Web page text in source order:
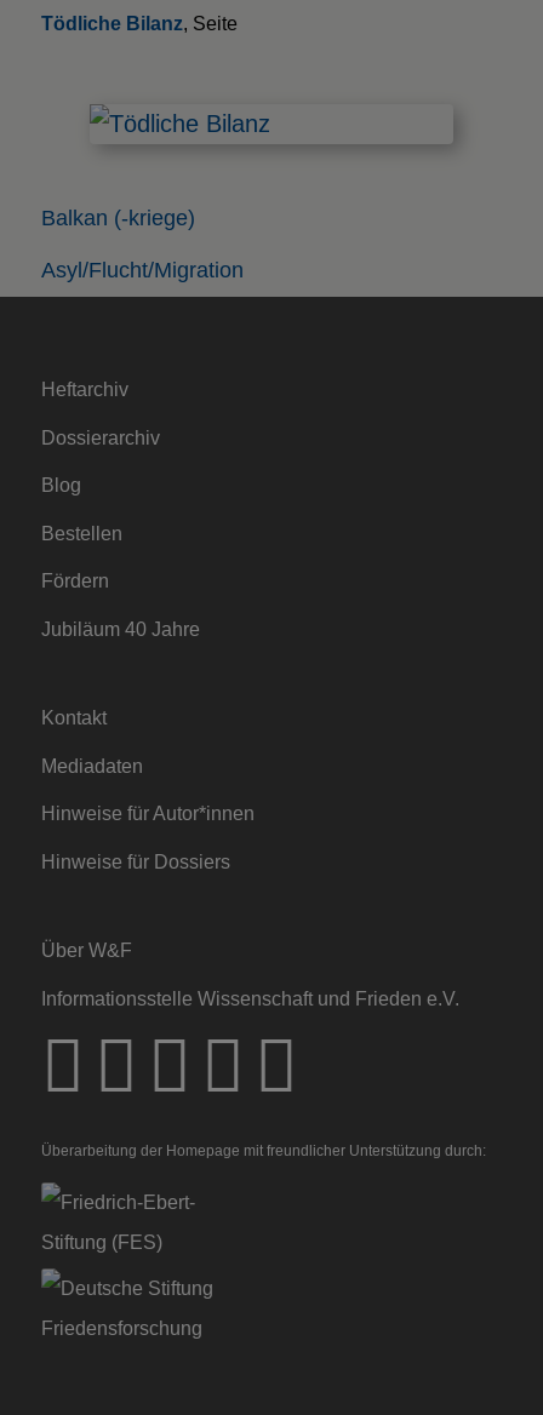
Asyl/Flucht/Migration
Balkan (-kriege)
Tödliche Bilanz, Seite
Heftarchiv
Dossierarchiv
Blog
Bestellen
Fördern
Jubiläum 40 Jahre
Kontakt
Mediadaten
Hinweise für Autor*innen
Hinweise für Dossiers
Über W&F
Informationsstelle Wissenschaft und Frieden e.V.
Überarbeitung der Homepage mit freundlicher Unterstützung durch: